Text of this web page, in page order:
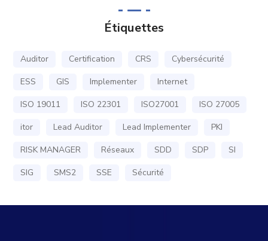
Étiquettes
Auditor Certification CRS
Cybersécurité
ESS
GIS Implementer
Internet
ISO 19011
ISO 22301 ISO27001
ISO 27005
itor
Lead Auditor Lead Implementer
PKI
RISK MANAGER
Réseaux SDD SDP
SI
SIG
SMS2 SSE Sécurité